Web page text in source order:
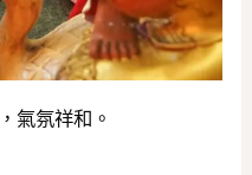
氣氛祥和。